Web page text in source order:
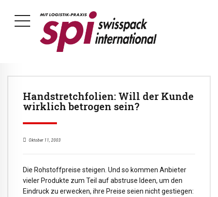
Handstretchfolien: Will der Kunde
wirklich betrogen sein?
Oktober 11, 2003
Die Rohstoffpreise steigen. Und so kommen Anbieter
vieler Produkte zum Teil auf abstruse Ideen, um den
Eindruck zu erwecken, ihre Preise seien nicht gestiegen: